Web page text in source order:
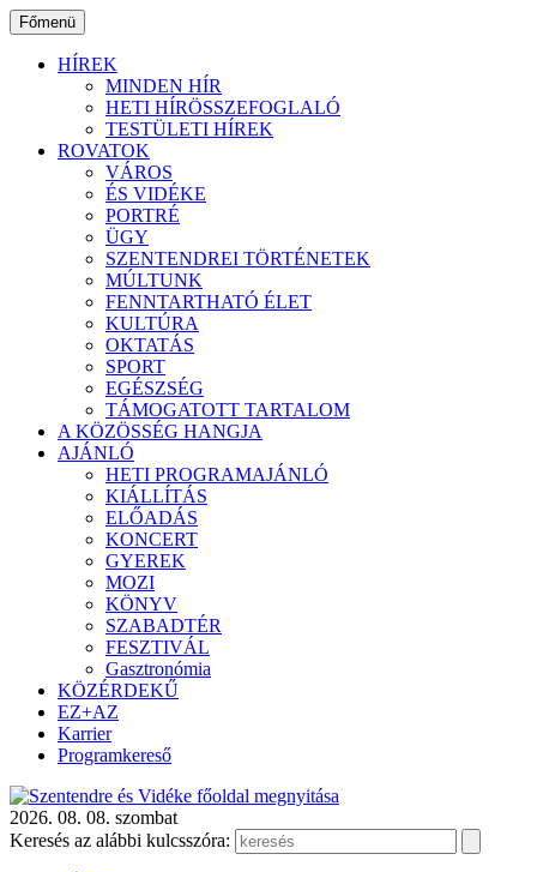
Ugrás
a
tartalomhoz
Főmenü
HÍREK
MINDEN HÍR
HETI HÍRÖSSZEFOGLALÓ
TESTÜLETI HÍREK
ROVATOK
VÁROS
ÉS VIDÉKE
PORTRÉ
ÜGY
SZENTENDREI TÖRTÉNETEK
MÚLTUNK
FENNTARTHATÓ ÉLET
KULTÚRA
OKTATÁS
SPORT
EGÉSZSÉG
TÁMOGATOTT TARTALOM
A KÖZÖSSÉG HANGJA
AJÁNLÓ
HETI PROGRAMAJÁNLÓ
KIÁLLÍTÁS
ELŐADÁS
KONCERT
GYEREK
MOZI
KÖNYV
SZABADTÉR
FESZTIVÁL
Gasztronómia
KÖZÉRDEKŰ
EZ+AZ
Karrier
Programkereső
2026. 08. 08. szombat
Keresés az alábbi kulcsszóra: